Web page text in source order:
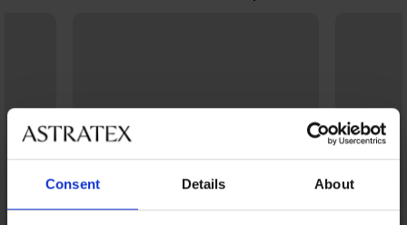
Consent Details About